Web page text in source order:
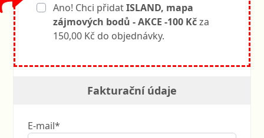
Ano! Chci přidatISLAND, mapa
zájmových bodů - AKCE -100 Kčza
150,00 Kč do objednávky.
Fakturační údaje
E-mail*